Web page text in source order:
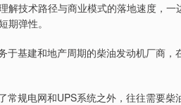
技术路径与商业模式的落地速度，一
弹性。
基建和地产周期的柴油发动机厂商，
规电网和UPS系统之外，往往需要柴